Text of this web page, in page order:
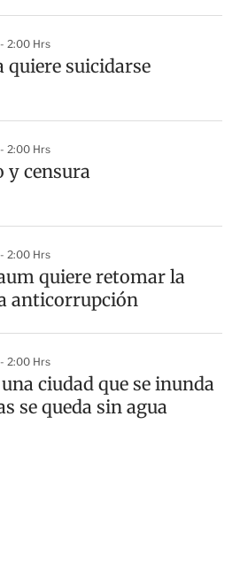
2:00 Hrs
quiere suicidarse
2:00 Hrs
y censura
2:00 Hrs
quiere retomar la
anticorrupción
2:00 Hrs
ciudad que se inunda
se queda sin agua